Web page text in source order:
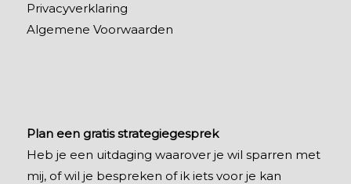
Privacyverklaring
Algemene Voorwaarden
Plan een gratis strategiegesprek
Heb je een uitdaging waarover je wil sparren met
mij, of wil je bespreken of ik iets voor je kan